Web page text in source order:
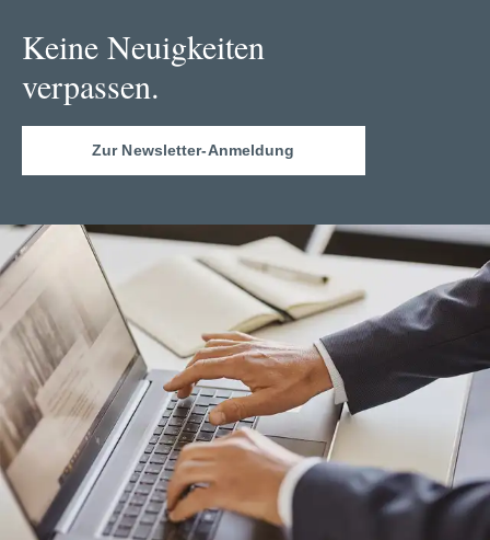
Keine Neuigkeiten
verpassen.
Zur Newsletter-Anmeldung